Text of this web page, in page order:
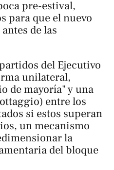
pre-estival,
para que el nuevo
de las
del Ejecutivo
unilateral,
de mayoría" y una
) entre los
si estos superan
un mecanismo
la
del bloque